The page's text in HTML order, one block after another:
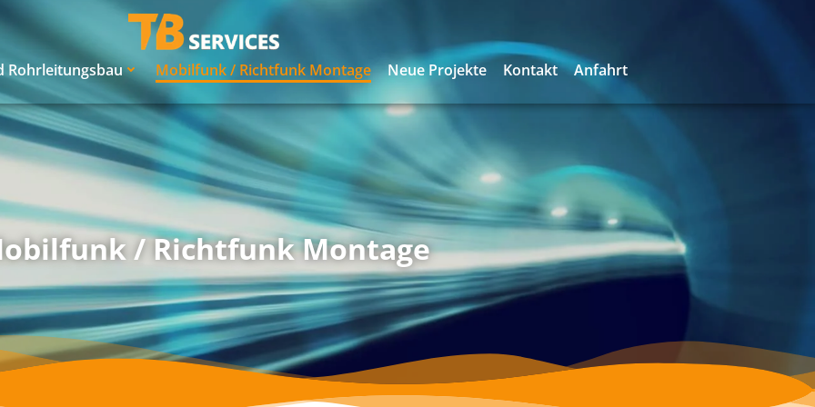
Rohrleitungsbau Mobilfunk / Richtfunk Montage Neue Projekte Kontakt Anfahrt
/ Richtfunk Montage